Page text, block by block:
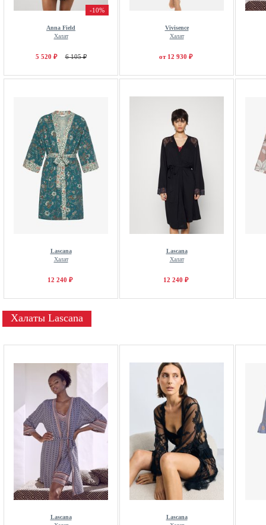
-10%
Anna Field
Халат
5 520 ₽ 6 105 ₽
Vivisence
Халат
от 12 930 ₽
Lascana
Халат
12 240 ₽
Lascana
Халат
12 240 ₽
Халаты Lascana
Lascana
Lascana